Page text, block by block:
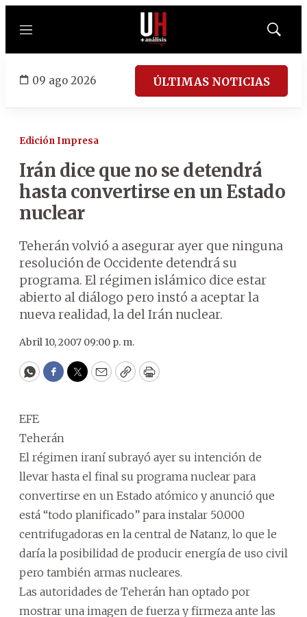
Menú
Mostrar
09 ago 2026 ÚLTIMAS NOTICIAS
Edición Impresa
Irán dice que no se detendrá
hasta convertirse en un Estado
nuclear
Teherán volvió a asegurar ayer que ninguna
resolución de Occidente detendrá su
programa. El régimen islámico dice estar
abierto al diálogo pero instó a aceptar la
nueva realidad, la del Irán nuclear.
Abril 10, 2007 09:00 p. m.
WhatsApp
Facebook
Twitter
EmailCopyPrint
EFE
Teherán
El régimen iraní subrayó ayer su intención de
llevar hasta el final su programa nuclear para
convertirse en un Estado atómico y anunció que
está “todo planificado” para instalar 50.000
centrifugadoras en la central de Natanz, lo que le
daría la posibilidad de producir energía de uso civil
pero también armas nucleares.
Las autoridades de Teherán han optado por
mostrar una imagen de fuerza y firmeza ante las